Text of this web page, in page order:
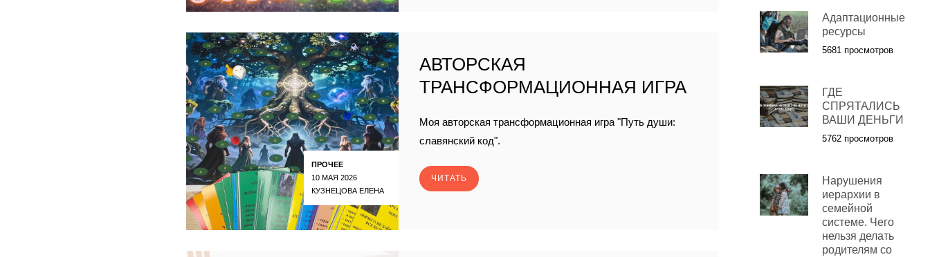
ПРОЧЕЕ
10 МАЯ 2026
КУЗНЕЦОВА ЕЛЕНА
АВТОРСКАЯ
ТРАНСФОРМАЦИОННАЯ ИГРА
Моя авторская трансформационная игра "Путь души:
славянский код".
ЧИТАТЬ
Адаптационные
ресурсы
5681 просмотров
ГДЕ
СПРЯТАЛИСЬ
ВАШИ ДЕНЬГИ
5762 просмотров
Нарушения
иерархии в
семейной
системе. Чего
нельзя делать
родителям со